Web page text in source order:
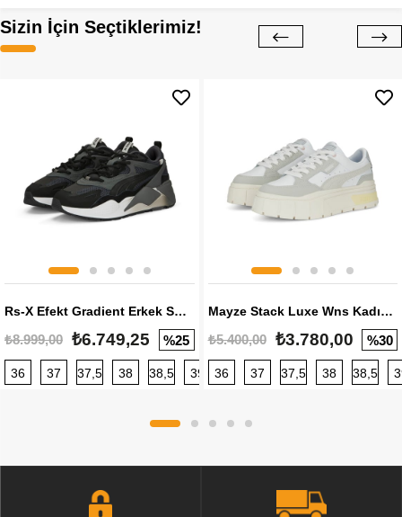
Sizin İçin Seçtiklerimiz!
Rs-X Efekt Gradient Erkek Sneaker
₺8.999,00 ₺6.749,25 %25
36 37 37,5 38 38,5 39 40 40,5 41 42 42,5
Mayze Stack Luxe Wns Kadın Sneaker
₺5.400,00 ₺3.780,00 %30
36 37 37,5 38 38,5